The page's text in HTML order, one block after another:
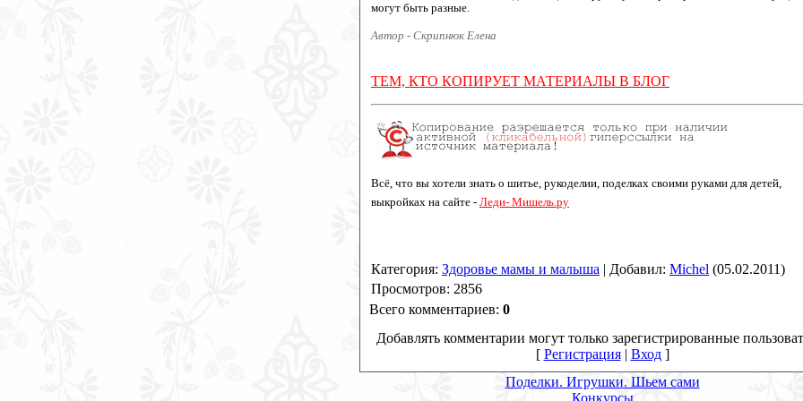
могут быть разные.
Автор - Скрипнюк Елена
ТЕМ, КТО КОПИРУЕТ МАТЕРИАЛЫ В БЛОГ
Всё, что вы хотели знать о шитье, рукоделии, поделках своими руками для детей,
выкройках на сайте - Леди- Мишель.ру
Категория: Здоровье мамы и малыша | Добавил: Michel (05.02.2011)
Просмотров: 2856
Всего комментариев: 0
Добавлять комментарии могут только зарегистрированные
[ Регистрация| Вход]
Поделки. Игрушки. Шьем сами
Конкурсы